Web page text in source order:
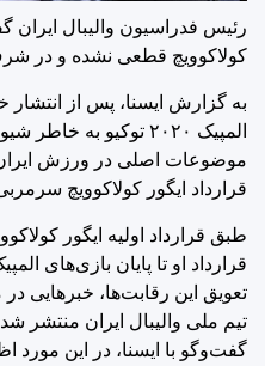
رئیس فدراسیون والیبال ایران
کولاکوویچ قطعی نشده و در
به گزارش ایسنا، پس از انتشار
المپیک ۲۰۲۰ توکیو به
موضوعات اصلی در ورزش
قرارداد ایگور کولاکوویچ
طبق قرارداد اولیه ایگور
تعویق این رقابت‌ها، خبرهایی
تیم ملی والیبال ایران منتشر
گفت‌وگو با ایسنا، در این